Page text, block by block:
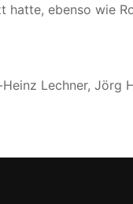
ebenso wie
Lechner, Jörg